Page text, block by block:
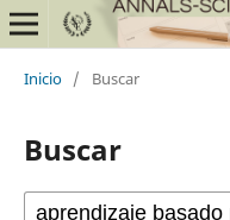
Inicio / Buscar
Buscar